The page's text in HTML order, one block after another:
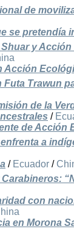
de
se pretendía
y
Acción
Trawun
de la
/
de Acción
a
/ Ecuador /
con
en Morona